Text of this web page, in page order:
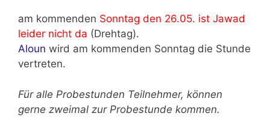
am kommenden Sonntag den 26.05. ist Jawad
leider nicht da (Drehtag).
Aloun wird am kommenden Sonntag die Stunde
vertreten.
Für alle Probestunden Teilnehmer, können
gerne zweimal zur Probestunde kommen.